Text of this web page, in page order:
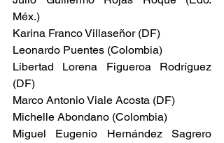
Méx.)
Karina Franco Villaseñor (DF)
Leonardo Puentes (Colombia)
Libertad Lorena Figueroa Rodríguez
(DF)
Marco Antonio Viale Acosta (DF)
Michelle Abondano (Colombia)
Miguel Eugenio Hernández Sagrero